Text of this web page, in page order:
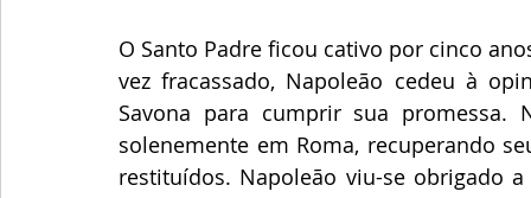
O Santo Padre ficou cativo por cinco
vez fracassado, Napoleão cedeu à
Savona para cumprir sua
solenemente em Roma, recuperando
restituídos. Napoleão viu-se obrigado